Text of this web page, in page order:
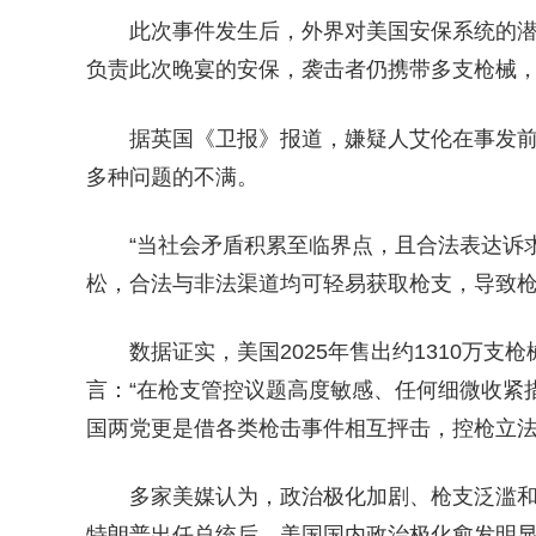
此次事件发生后，外界对美国安保系统的
负责此次晚宴的安保，袭击者仍携带多支枪械
据英国《卫报》报道，嫌疑人艾伦在事发
多种问题的不满。
“当社会矛盾积累至临界点，且合法表达
松，合法与非法渠道均可轻易获取枪支，导致
数据证实，美国2025年售出约1310万支
言：“在枪支管控议题高度敏感、任何细微收
国两党更是借各类枪击事件相互抨击，控枪立
多家美媒认为，政治极化加剧、枪支泛滥